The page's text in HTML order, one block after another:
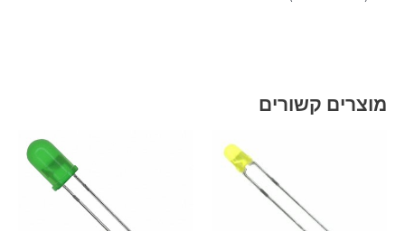
מוצרים קשורים